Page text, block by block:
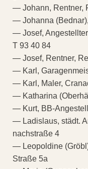
— Johann, Rentner,
— Johanna
— Josef,
T 93 40 84
— Josef, Rentner,
— Karl,
— Karl, Maler,
— Katharina
— Kurt, BB-
— Ladislaus, städt.
nachstraße 4
— Leopoldine
Straße 5a